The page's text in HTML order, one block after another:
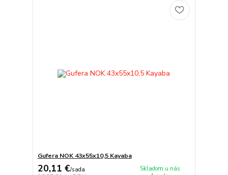
Gufera NOK 43x55x10,5 Kayaba
20,11 €/sada
Skladom u nás